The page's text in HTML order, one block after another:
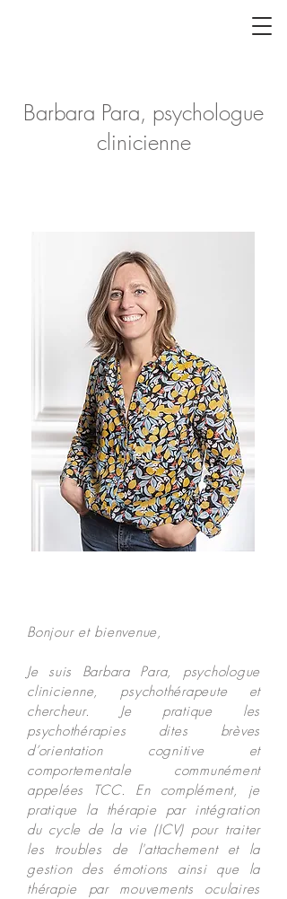
Barbara Para, psychologue
clinicienne
Bonjour et bienvenue,
Je suis Barbara Para, psychologue
clinicienne, psychothérapeute et
chercheur. Je pratique les
psychothérapies dites brèves
d’orientation cognitive et
comportementale communément
appelées TCC. En complément, je
pratique la thérapie par intégration
du cycle de la vie (ICV) pour traiter
les troubles de l'attachementet la
gestion des émotions ainsi que la
thérapie par mouvements oculaires